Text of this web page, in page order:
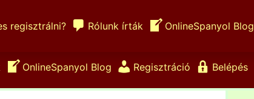
regisztrálni? Rólunk írták OnlineSpanyol Blog
OnlineSpanyol Blog Regisztráció Belépés